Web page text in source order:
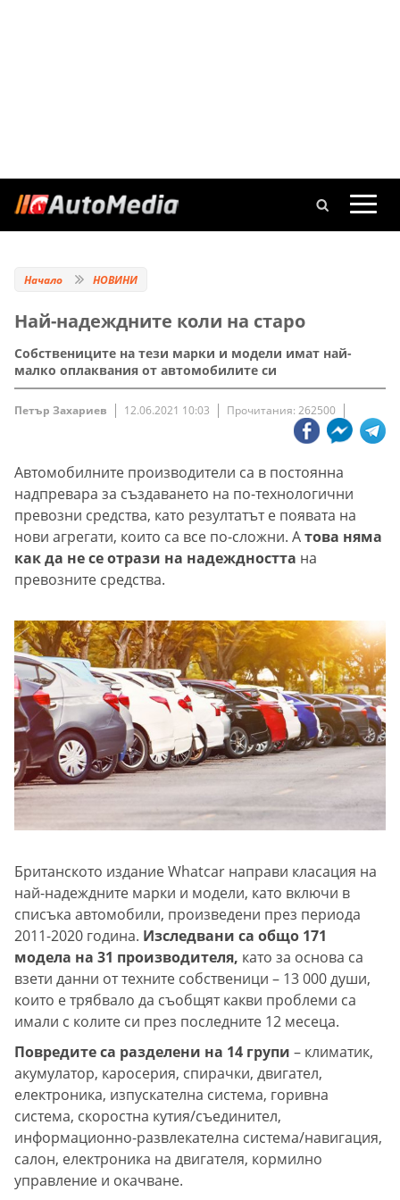
Начало НОВИНИ
Най-надеждните коли на старо
Собствениците на тези марки и модели имат най-
малко оплаквания от автомобилите си
Петър Захариев 12.06.2021 10:03 Прочитания: 262500
Автомобилните производители са в постоянна
надпревара за създаването на по-технологични
превозни средства, като резултатът е появата на
нови агрегати, които са все по-сложни. Атова няма
как да не се отрази на надеждността на
превозните средства.
Британското издание Whatcar направи класация на
най-надеждните марки и модели, като включи в
списъка автомобили, произведени през периода
2011-2020 година. Изследвани са общо 171
модела на 31 производителя, като за основа са
взети данни от техните собственици – 13 000 души,
които е трябвало да съобщят какви проблеми са
имали с колите си през последните 12 месеца.
Повредите са разделени на 14 групи – климатик,
акумулатор, каросерия, спирачки, двигател,
електроника, изпускателна система, горивна
система, скоростна кутия/съединител,
информационно-развлекателна система/навигация,
салон, електроника на двигателя, кормилно
управление и окачване.